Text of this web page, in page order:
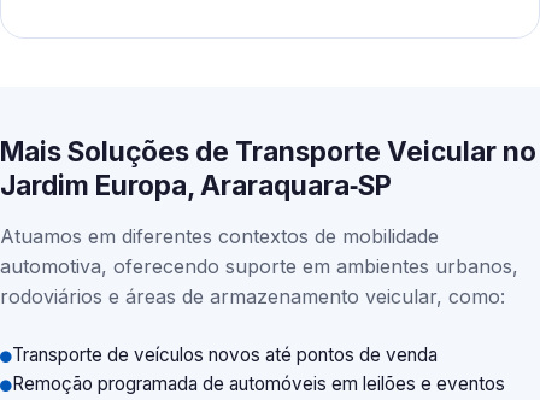
Mais Soluções de Transporte Veicular no
Jardim Europa, Araraquara‑SP
Atuamos em diferentes contextos de mobilidade
automotiva, oferecendo suporte em ambientes urbanos,
rodoviários e áreas de armazenamento veicular, como:
Transporte de veículos novos até pontos de venda
Remoção programada de automóveis em leilões e eventos